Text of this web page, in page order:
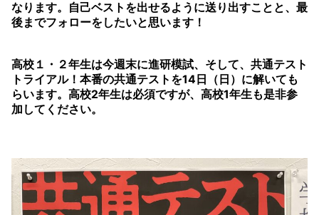
なります。自己ベストを出せるように送り出すことと、最
後までフォローをしたいと思います！
高校１・２年生は今週末に進研模試、そして、共通テスト
トライアル！本番の共通テストを14日（日）に解いても
らいます。高校2年生は必須ですが、高校1年生も是非参
加してください。